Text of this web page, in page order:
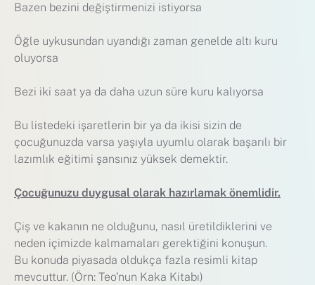
Bazen bezini değiştirmenizi istiyorsa
Öğle uykusundan uyandığı zaman genelde altı kuru
oluyorsa
Bezi iki saat ya da daha uzun süre kuru kalıyorsa
Bu listedeki işaretlerin bir ya da ikisi sizin de
çocuğunuzda varsa yaşıyla uyumlu olarak başarılı bir
lazımlık eğitimi şansınız yüksek demektir.
Çocuğunuzu duygusal olarak hazırlamak önemlidir.
Çiş ve kakanın ne olduğunu, nasıl üretildiklerini ve
neden içimizde kalmamaları gerektiğini konuşun.
Bu konuda piyasada oldukça fazla resimli kitap
mevcuttur. (Örn: Teo’nun Kaka Kitabı)